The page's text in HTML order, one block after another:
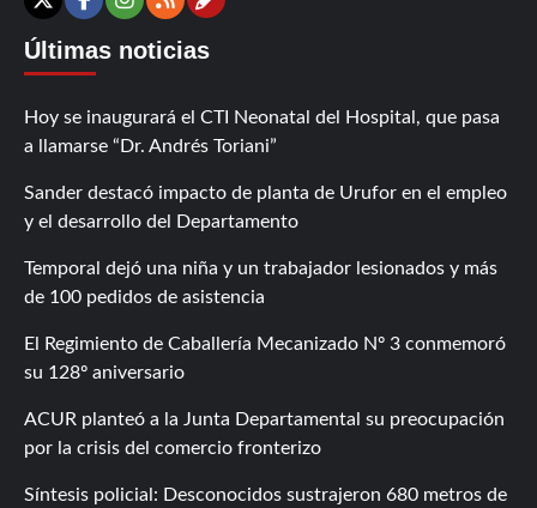
X Facebook
Instagram
RSSContáctanos
Últimas noticias
Hoy se inaugurará el CTI Neonatal del Hospital, que pasa
a llamarse “Dr. Andrés Toriani”
Sander destacó impacto de planta de Urufor en el empleo
y el desarrollo del Departamento
Temporal dejó una niña y un trabajador lesionados y más
de 100 pedidos de asistencia
El Regimiento de Caballería Mecanizado Nº 3 conmemoró
su 128º aniversario
ACUR planteó a la Junta Departamental su preocupación
por la crisis del comercio fronterizo
Síntesis policial: Desconocidos sustrajeron 680 metros de